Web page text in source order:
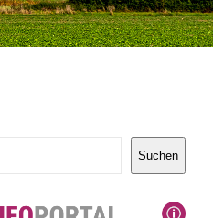
Suchen